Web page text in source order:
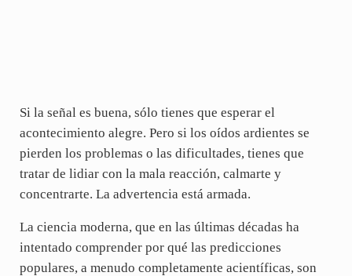
Si la señal es buena, sólo tienes que esperar el
acontecimiento alegre. Pero si los oídos ardientes se
pierden los problemas o las dificultades, tienes que
tratar de lidiar con la mala reacción, calmarte y
concentrarte. La advertencia está armada.
La ciencia moderna, que en las últimas décadas ha
intentado comprender por qué las predicciones
populares, a menudo completamente acientíficas, son